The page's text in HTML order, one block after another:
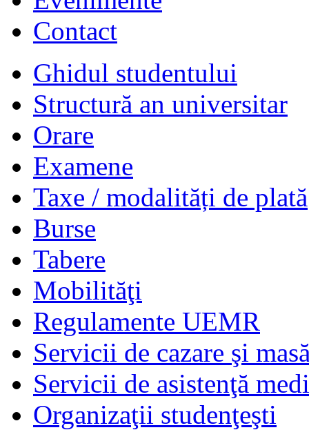
Contact
Ghidul studentului
Structură an universitar
Orare
Examene
Taxe / modalități de plată
Burse
Tabere
Mobilităţi
Regulamente UEMR
Servicii de cazare şi
Servicii de asistenţă
Organizaţii studenţeşti